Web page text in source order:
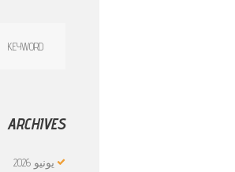
ARCHIVES
يونيو2026